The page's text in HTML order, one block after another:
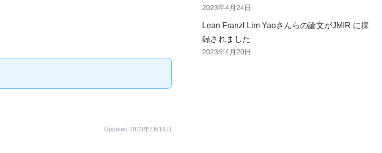
Updated 2023年7月19日
2023年4月24日
Lean Franzl Lim Yaoさんらの論文がJMIR に採
録されました
2023年4月20日